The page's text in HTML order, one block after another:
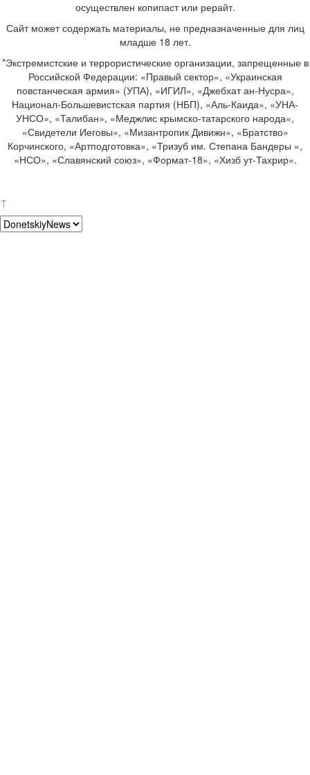
осуществлен копипаст или рерайт.
Сайт может содержать материалы, не предназначенные для лиц
младше 18 лет.
*Экстремистские и террористические организации, запрещенные в
Российской Федерации: «Правый сектор», «Украинская
повстанческая армия» (УПА), «ИГИЛ», «Джебхат ан-Нусра»,
Национал-Большевистская партия (НБП), «Аль-Каида», «УНА-
УНСО», «Талибан», «Меджлис крымско-татарского народа»,
«Свидетели Иеговы», «Мизантропик Дивижн», «Братство»
Корчинского, «Артподготовка», «Тризуб им. Степана Бандеры »,
«НСО», «Славянский союз», «Формат-18», «Хизб ут-Тахрир».
↑